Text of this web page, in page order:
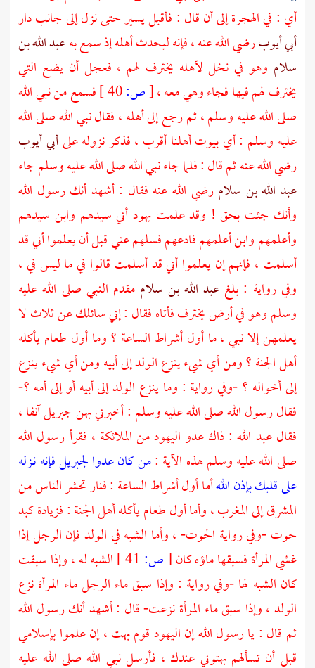
أي : في الهجرة إلى أن قال : فأقبل يسير حتى نزل إلى جانب دار
أبي أيوبرضي الله عنه ، فإنه ليحدث أهله إذ سمع بهعبد الله بن
سلام وهو في نخل لأهله يخترف لهم ، فعجل أن يضع التي
يخترف لهم فيها فجاء وهي معه ،[ص:
فسمع من نبي الله
صلى الله عليه وسلم ، ثم رجع إلى أهله ، فقال نبي الله صلى الله
عليه وسلم : أي بيوت أهلنا أقرب ، فذكر نزوله علىأبي أيوب
رضي الله عنه ثم قال : فلما جاء نبي الله صلى الله عليه وسلم جاء
عبد الله بن سلامرضي الله عنه فقال : أشهد أنك رسول الله
وأنك جئت بحق ! وقد علمت يهود أني سيدهم وابن سيدهم
وأعلمهم وابن أعلمهم فادعهم فسلهم عني قبل أن يعلموا أني قد
أسلمت ، فإنهم إن يعلموا أني قد أسلمت قالوا في ما ليس في ،
وفي رواية : بلغ عبد الله بن سلاممقدم النبي صلى الله عليه
وسلم وهو في أرض يخترف فأتاه فقال : إني سائلك عن ثلاث لا
يعلمهن إلا نبي ، ما أول أشراط الساعة ؟ وما أول طعام يأكله
أهل الجنة ؟ ومن أي شيء ينزع الولد إلى أبيه ومن أي شيء ينزع
إلى أخواله ؟ -وفي رواية : وما ينزع الولد إلى أبيه أو إلى أمه ؟-
فقال رسول الله صلى الله عليه وسلم : أخبرني بهنجبريلآنفا ،
فقالعبد الله : ذاك عدو اليهود من الملائكة ، فقرأ رسول الله
صلى الله عليه وسلم هذه الآية :من كان عدوا لجبريل فإنه نـزله
على قلبك بإذن اللهأما أول أشراط الساعة : فنار تحشر الناس من
المشرق إلى المغرب ، وأما أول طعام يأكله أهل الجنة : فزيادة كبد
حوت -وفي رواية الحوت- ، وأما الشبه في الولد فإن الرجل إذا
غشي المرأة فسبقها ماؤه كان[ص:
الشبه له ، وإذا سبقت
كان الشبه لها -وفي رواية : وإذا سبق ماء الرجل ماء المرأة نزع
الولد ، وإذا سبق ماء المرأة نزعت- قال : أشهد أنك رسول الله
ثم قال : يا رسول الله إن اليهود قوم بهت ، إن علموا بإسلامي
قبل أن تسألهم بهتوني عندك ، فأرسل نبي الله صلى الله عليه